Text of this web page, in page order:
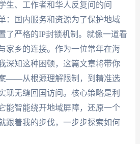
生、工作者和华人反复问的问
：国内服务和资源为了保护地域
了严格的IP封锁机制。就像一道看
家乡的连接。作为一位常年在海
深知这种困顿，这篇文章将带你
——从根源理解限制，到精准选
现无缝回国访问。核心策略是利
能智能绕开地域屏障，还原一个
跟着我的步伐，一步步探索如何